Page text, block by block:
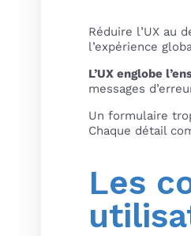
Réduire l’UX au
l’expérience
L’UX englobe
messages
Un formulaire
Chaque détail
Les